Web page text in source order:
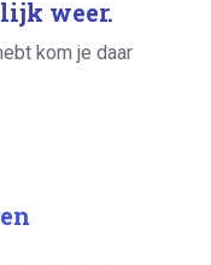
weer.
kom je daar